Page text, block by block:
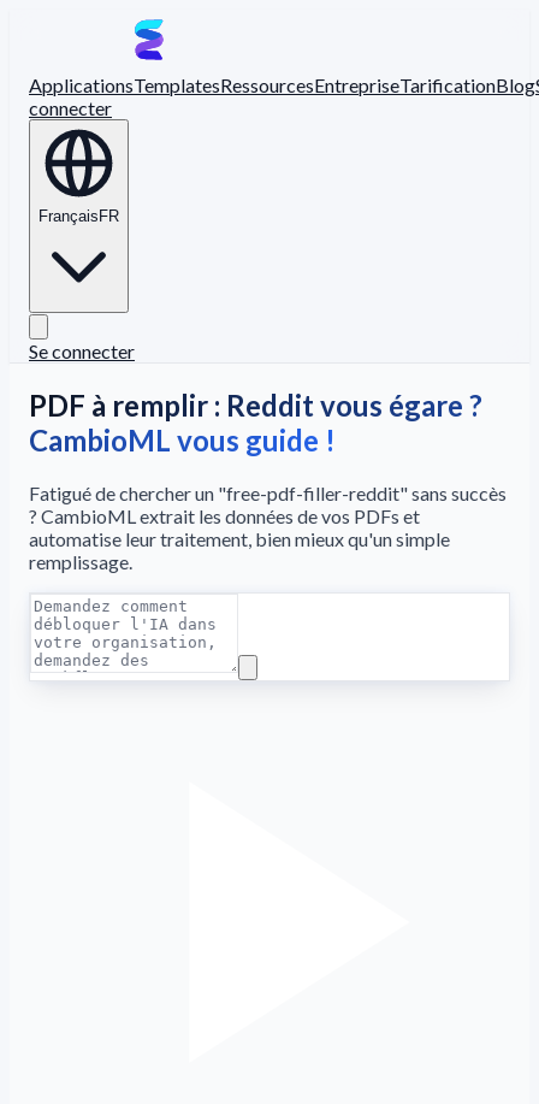
ApplicationsTemplatesRessourcesEntrepriseTarificationBlog
connecter
Français FR
Se connecter
PDF à remplir : Reddit vous égare ?
CambioML vous guide !
Fatigué de chercher un "free-pdf-filler-reddit" sans succès
? CambioML extrait les données de vos PDFs et
automatise leur traitement, bien mieux qu'un simple
remplissage.